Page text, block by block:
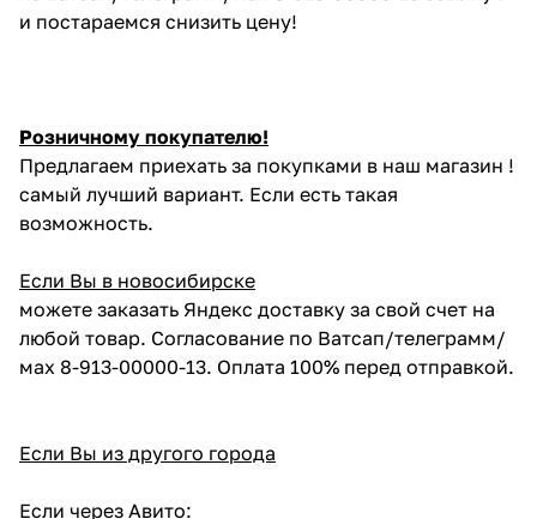
и постараемся снизить цену!
Розничному покупателю!
Предлагаем приехать за покупками в наш магазин !
самый лучший вариант. Если есть такая
возможность.
Если Вы в новосибирске
можете заказать Яндекс доставку за свой счет на
любой товар. Согласование по Ватсап/телеграмм/
мах 8-913-00000-13. Оплата 100% перед отправкой.
Если Вы из другого города
Если через Авито: